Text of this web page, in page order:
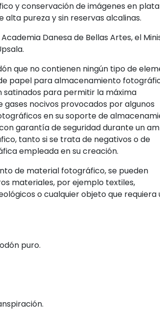
y conservación de imágenes en
alta pureza y sin reservas alcalinas.
Danesa de Bellas Artes, el
que no contienen ningún tipo de
papel para almacenamiento
satinados para permitir la máxima
nocivos provocados por algunos
en su soporte de
garantía de seguridad durante un
tanto si se trata de negativos o de
empleada en su creación.
de material fotográfico, se pueden
materiales, por ejemplo textiles,
o cualquier objeto que requiera
puro.